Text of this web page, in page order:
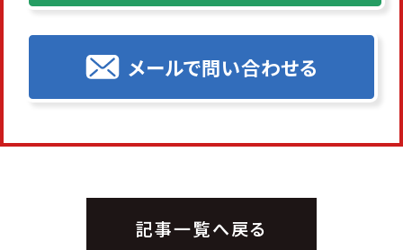
メールで問い合わせる
記事一覧へ戻る